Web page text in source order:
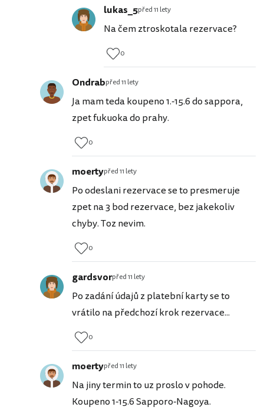
lukas_5před 11 lety
Na čem ztroskotala rezervace?
0
Ondrabpřed 11 lety
Ja mam teda koupeno 1.-15.6 do sappora,
zpet fukuoka do prahy.
0
moertypřed 11 lety
Po odeslani rezervace se to presmeruje
zpet na 3 bod rezervace, bez jakekoliv
chyby. Toz nevim.
0
gardsvorpřed 11 lety
Po zadání údajů z platební karty se to
vrátilo na předchozí krok rezervace...
0
moertypřed 11 lety
Na jiny termin to uz proslo v pohode.
Koupeno 1-15.6 Sapporo-Nagoya.